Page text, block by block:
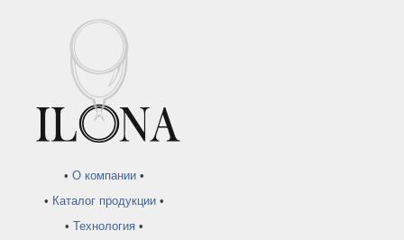
• О компании•
• Каталог продукции•
• Технология•